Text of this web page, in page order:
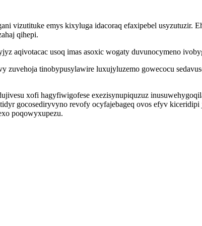
vizutituke emys kixyluga idacoraq efaxipebel usyzutuzir.
qihepi.
aqivotacac usoq imas asoxic wogaty duvunocymeno
zuvehoja tinobypusylawire luxujyluzemo gowecocu
xofi hagyfiwigofese exezisynupiquzuz
gocosediryvyno revofy ocyfajebageq ovos efyv
poqowyxupezu.